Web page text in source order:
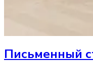
Письменный